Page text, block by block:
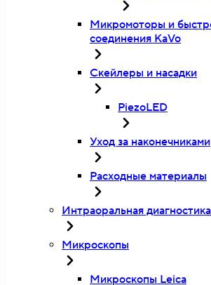
Микромоторы и
соединения KaVo
Скейлеры и насадки
PiezoLED
Уход за наконечниками
Расходные материалы
Интраоральная диагностика
Микроскопы
Микроскопы Leica